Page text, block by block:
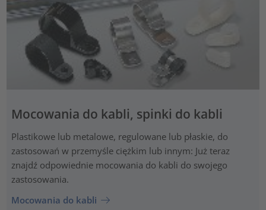
Mocowania do kabli, spinki do kabli
Plastikowe lub metalowe, regulowane lub płaskie, do
zastosowań w przemyśle ciężkim lub innym: Już teraz
znajdź odpowiednie mocowania do kabli do swojego
zastosowania.
Mocowania do kabli